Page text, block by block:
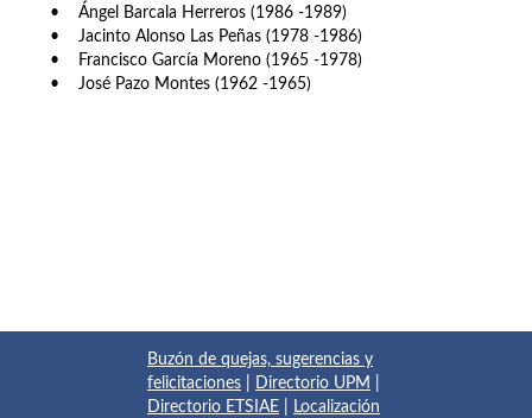
• Ángel Barcala Herreros (1986 -1989)
• Jacinto Alonso Las Peñas (1978 -1986)
• Francisco García Moreno (1965 -1978)
• José Pazo Montes (1962 -1965)
Buzón de quejas, sugerencias y
felicitaciones
Directorio UPM
Directorio ETSIAE
Localización